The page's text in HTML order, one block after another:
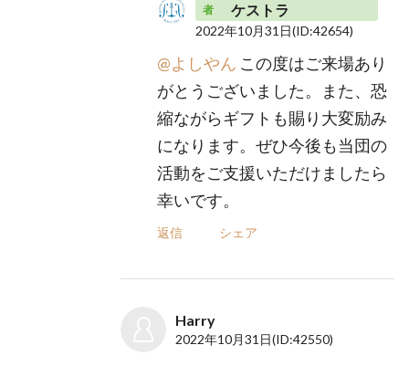
者
ケストラ
2022年10月31日(ID:42654)
@よしやん この度はご来場あり
がとうございました。また、恐
縮ながらギフトも賜り大変励み
になります。ぜひ今後も当団の
活動をご支援いただけましたら
幸いです。
返信 シェア
Harry
2022年10月31日(ID:42550)